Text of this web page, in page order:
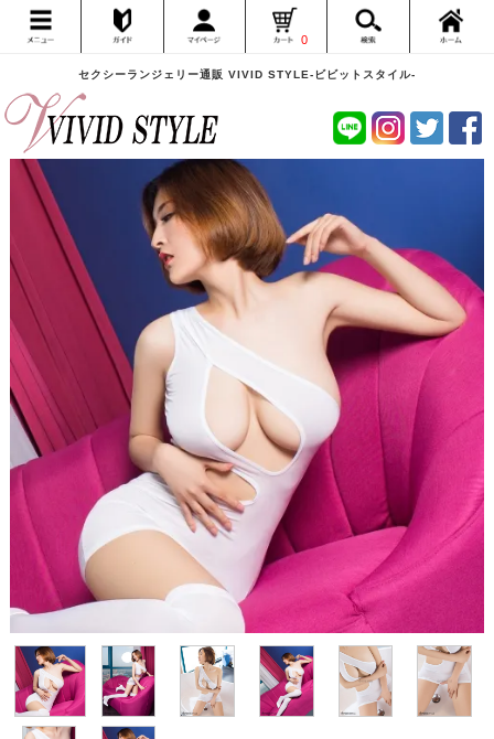
セクシーランジェリー通販 VIVID STYLE-ビビットスタイル-
0